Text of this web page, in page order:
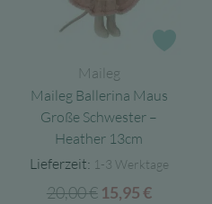
Maileg
Maileg Ballerina Maus
Große Schwester –
Heather 13cm
Lieferzeit: 1-3 Werktage
20,00€ Ursprünglicher
15,95€Aktueller